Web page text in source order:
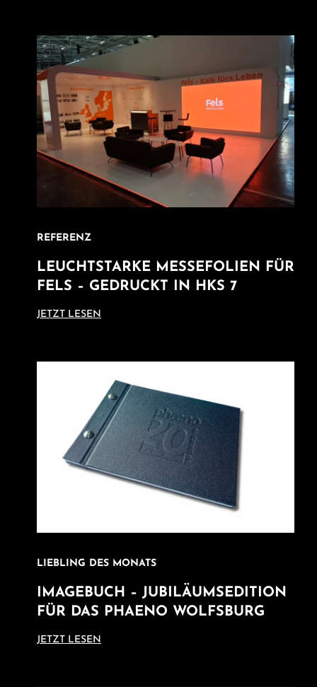
REFERENZ
LEUCHTSTARKE MESSEFOLIEN FÜR
FELS – GEDRUCKT IN HKS 7
JETZT LESEN
LIEBLING DES MONATS
IMAGEBUCH – JUBILÄUMSEDITION
FÜR DAS PHAENO WOLFSBURG
JETZT LESEN